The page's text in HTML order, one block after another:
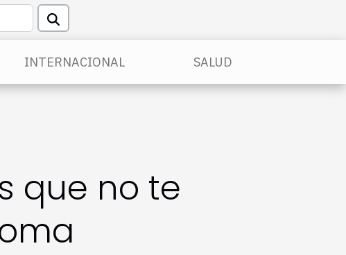
INTERNACIONAL SALUD
que no te